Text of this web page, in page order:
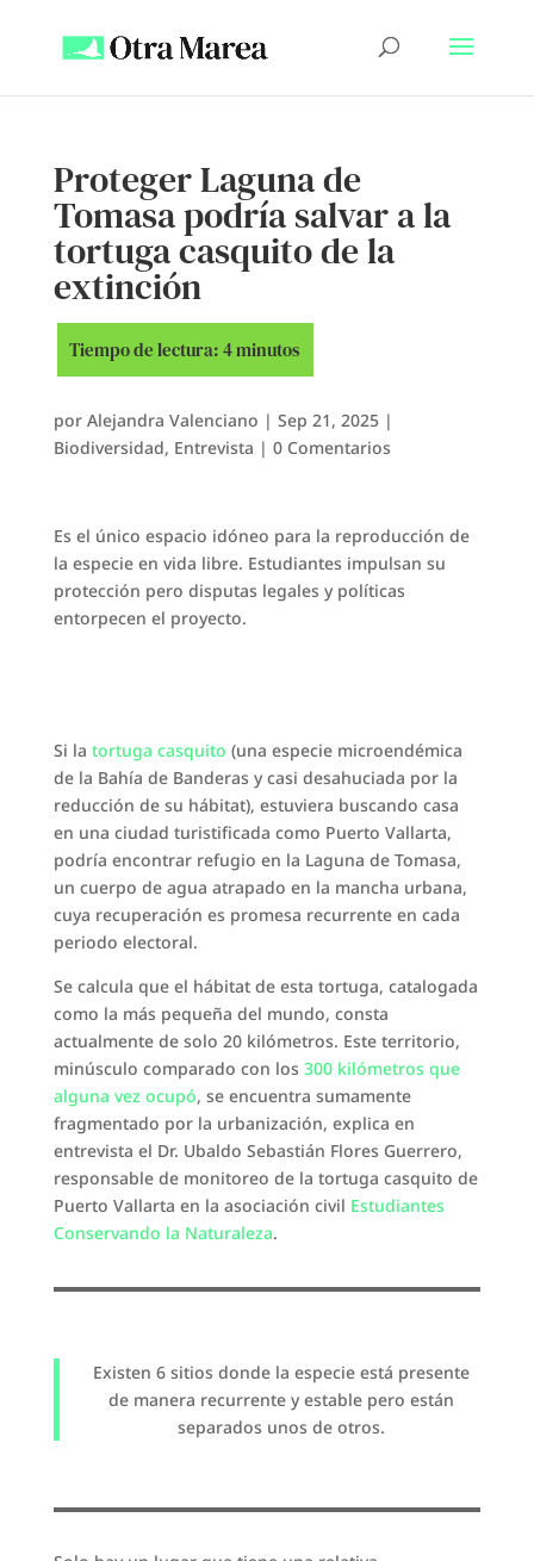
Proteger Laguna de
Tomasa podría salvar a la
tortuga casquito de la
extinción
por Alejandra Valenciano | Sep 21, 2025|
Biodiversidad, Entrevista | 0 Comentarios
Es el único espacio idóneo para la reproducción de
la especie en vida libre. Estudiantes impulsan su
protección pero disputas legales y políticas
entorpecen el proyecto.
Si la tortuga casquito (una especie microendémica
de la Bahía de Banderas y casi desahuciada por la
reducción de su hábitat), estuviera buscando casa
en una ciudad turistificada como Puerto Vallarta,
podría encontrar refugio en la Laguna de Tomasa,
un cuerpo de agua atrapado en la mancha urbana,
cuya recuperación es promesa recurrente en cada
periodo electoral.
Se calcula que el hábitat de esta tortuga, catalogada
como la más pequeña del mundo, consta
actualmente de solo 20 kilómetros. Este territorio,
minúsculo comparado con los 300 kilómetros que
alguna vez ocupó, se encuentra sumamente
fragmentado por la urbanización, explica en
entrevista el Dr. Ubaldo Sebastián Flores Guerrero,
responsable de monitoreo de la tortuga casquito de
Puerto Vallarta en la asociación civil Estudiantes
Conservando la Naturaleza.
Existen 6 sitios donde la especie está presente
de manera recurrente y estable pero están
separados unos de otros.